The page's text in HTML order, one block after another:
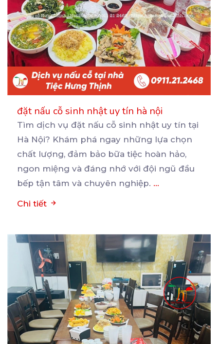
đặt nấu cỗ sinh nhật uy tín hà nội
Tìm dịch vụ đặt nấu cỗ sinh nhật uy tín tại
Hà Nội? Khám phá ngay những lựa chọn
chất lượng, đảm bảo bữa tiệc hoàn hảo,
ngon miệng và đáng nhớ với đội ngũ đầu
bếp tận tâm và chuyên nghiệp. ...
Chi tiết